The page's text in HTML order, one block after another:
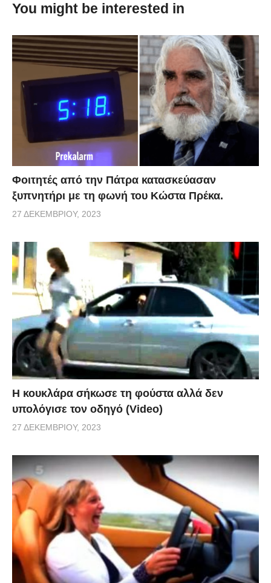
You might be interested in
Φοιτητές από την Πάτρα κατασκεύασαν
ξυπνητήρι με τη φωνή του Κώστα Πρέκα.
27 ΔΕΚΕΜΒΡΊΟΥ, 2023
Η κουκλάρα σήκωσε τη φούστα αλλά δεν
υπολόγισε τον οδηγό (Video)
27 ΔΕΚΕΜΒΡΊΟΥ, 2023